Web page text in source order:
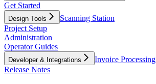
Get Started
Design Tools
Scanning Station
Project Setup
Administration
Operator Guides
Developer & Integrations
Invoice Processing
Release Notes